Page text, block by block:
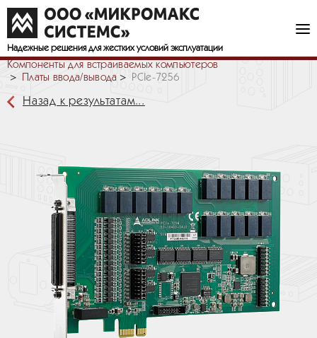
Надежные решения для жестких условий эксплуатации
Компоненты для встраиваемых компьютеров
Платы ввода/вывода
PCIe-7256
Назад к результатам...